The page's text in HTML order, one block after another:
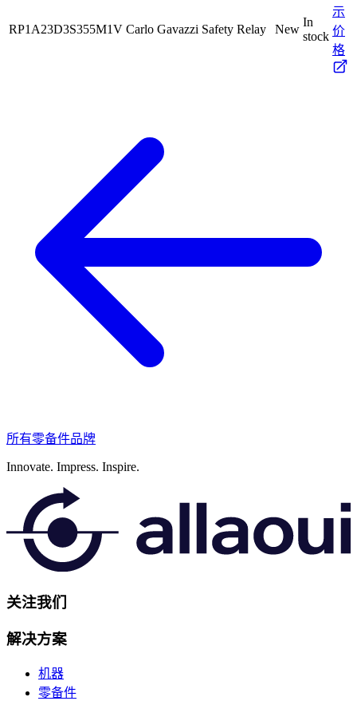
RP1A23D3S355M1V Carlo Gavazzi Safety Relay New
In
stock
示
价
格
所有零备件品牌
Innovate. Impress. Inspire.
关注我们
解决方案
机器
零备件